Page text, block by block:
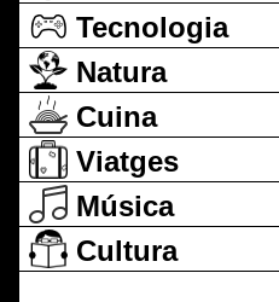
Tecnologia
Natura
Cuina
Viatges
Música
Cultura